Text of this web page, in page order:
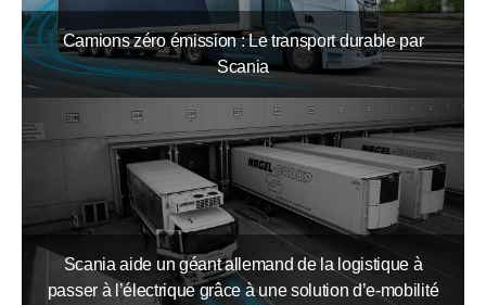
Camions zéro émission : Le transport durable par
Scania
Scania aide un géant allemand de la logistique à
passer à l’électrique grâce à une solution d’e-mobilité